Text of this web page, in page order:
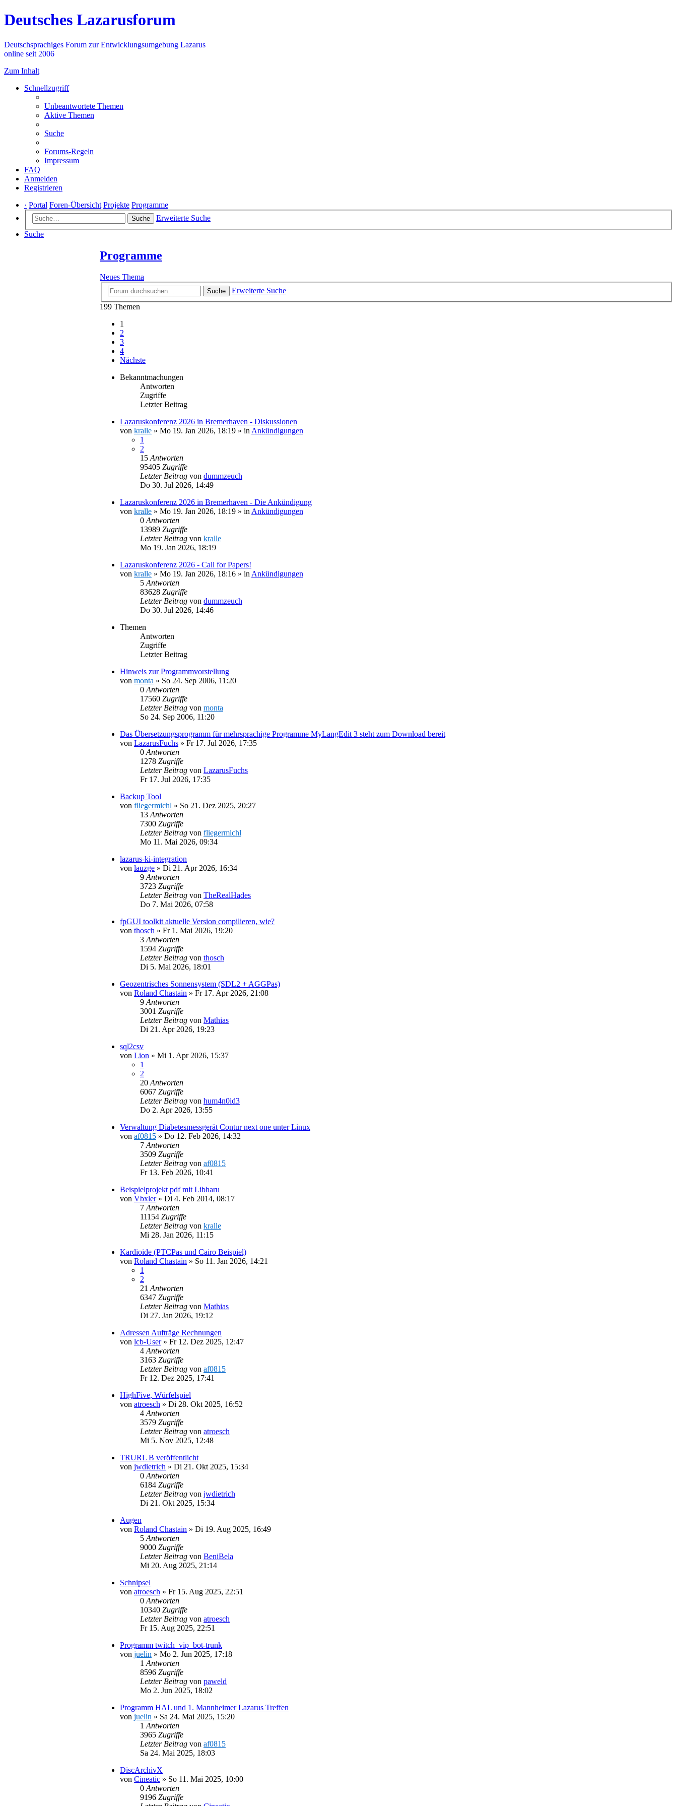
Deutsches Lazarusforum
Deutschsprachiges Forum zur Entwicklungsumgebung Lazarus
online seit 2006
Zum Inhalt
Schnellzugriff
Unbeantwortete Themen
Aktive Themen
Suche
Forums-Regeln
Impressum
FAQ
Anmelden
Registrieren
· Portal Foren-Übersicht Projekte Programme
Suche
Erweiterte Suche
Suche
Programme
Neues Thema
Suche
Erweiterte Suche
199 Themen
1
2
3
4
Nächste
Bekanntmachungen
Antworten
Zugriffe
Letzter Beitrag
Lazaruskonferenz 2026 in Bremerhaven - Diskussionen
von kralle » Mo 19. Jan 2026, 18:19 » in Ankündigungen
1
2
15 Antworten
95405 Zugriffe
Letzter Beitrag von dummzeuch
Do 30. Jul 2026, 14:49
Lazaruskonferenz 2026 in Bremerhaven - Die Ankündigung
von kralle » Mo 19. Jan 2026, 18:19 » in Ankündigungen
0 Antworten
13989 Zugriffe
Letzter Beitrag von kralle
Mo 19. Jan 2026, 18:19
Lazaruskonferenz 2026 - Call for Papers!
von kralle » Mo 19. Jan 2026, 18:16 » in Ankündigungen
5 Antworten
83628 Zugriffe
Letzter Beitrag von dummzeuch
Do 30. Jul 2026, 14:46
Themen
Antworten
Zugriffe
Letzter Beitrag
Hinweis zur Programmvorstellung
von monta » So 24. Sep 2006, 11:20
0 Antworten
17560 Zugriffe
Letzter Beitrag von monta
So 24. Sep 2006, 11:20
Das Übersetzungsprogramm für mehrsprachige Programme MyLangEdit 3 steht zum Download bereit
von LazarusFuchs » Fr 17. Jul 2026, 17:35
0 Antworten
1278 Zugriffe
Letzter Beitrag von LazarusFuchs
Fr 17. Jul 2026, 17:35
Backup Tool
von fliegermichl » So 21. Dez 2025, 20:27
13 Antworten
7300 Zugriffe
Letzter Beitrag von fliegermichl
Mo 11. Mai 2026, 09:34
lazarus-ki-integration
von lauzge » Di 21. Apr 2026, 16:34
9 Antworten
3723 Zugriffe
Letzter Beitrag von TheRealHades
Do 7. Mai 2026, 07:58
fpGUI toolkit aktuelle Version compilieren, wie?
von thosch » Fr 1. Mai 2026, 19:20
3 Antworten
1594 Zugriffe
Letzter Beitrag von thosch
Di 5. Mai 2026, 18:01
Geozentrisches Sonnensystem (SDL2 + AGGPas)
von Roland Chastain » Fr 17. Apr 2026, 21:08
9 Antworten
3001 Zugriffe
Letzter Beitrag von Mathias
Di 21. Apr 2026, 19:23
sql2csv
von Lion » Mi 1. Apr 2026, 15:37
1
2
20 Antworten
6067 Zugriffe
Letzter Beitrag von hum4n0id3
Do 2. Apr 2026, 13:55
Verwaltung Diabetesmessgerät Contur next one unter Linux
von af0815 » Do 12. Feb 2026, 14:32
7 Antworten
3509 Zugriffe
Letzter Beitrag von af0815
Fr 13. Feb 2026, 10:41
Beispielprojekt pdf mit Libharu
von Vbxler» Di 4. Feb 2014, 08:17
7 Antworten
11154 Zugriffe
Letzter Beitrag von kralle
Mi 28. Jan 2026, 11:15
Kardioide (PTCPas und Cairo Beispiel)
von Roland Chastain » So 11. Jan 2026, 14:21
1
2
21 Antworten
6347 Zugriffe
Letzter Beitrag von Mathias
Di 27. Jan 2026, 19:12
Adressen Aufträge Rechnungen
von lcb-User» Fr 12. Dez 2025, 12:47
4 Antworten
3163 Zugriffe
Letzter Beitrag von af0815
Fr 12. Dez 2025, 17:41
HighFive, Würfelspiel
von atroesch » Di 28. Okt 2025, 16:52
4 Antworten
3579 Zugriffe
Letzter Beitrag von atroesch
Mi 5. Nov 2025, 12:48
TRURL B veröffentlicht
von jwdietrich » Di 21. Okt 2025, 15:34
0 Antworten
6184 Zugriffe
Letzter Beitrag von jwdietrich
Di 21. Okt 2025, 15:34
Augen
von Roland Chastain » Di 19. Aug 2025, 16:49
5 Antworten
9000 Zugriffe
Letzter Beitrag von BeniBela
Mi 20. Aug 2025, 21:14
Schnipsel
von atroesch » Fr 15. Aug 2025, 22:51
0 Antworten
10340 Zugriffe
Letzter Beitrag von atroesch
Fr 15. Aug 2025, 22:51
Programm twitch_vip_bot-trunk
von juelin » Mo 2. Jun 2025, 17:18
1 Antworten
8596 Zugriffe
Letzter Beitrag von paweld
Mo 2. Jun 2025, 18:02
Programm HAL und 1. Mannheimer Lazarus Treffen
von juelin » Sa 24. Mai 2025, 15:20
1 Antworten
3965 Zugriffe
Letzter Beitrag von af0815
Sa 24. Mai 2025, 18:03
DiscArchivX
von Cineatic » So 11. Mai 2025, 10:00
0 Antworten
9196 Zugriffe